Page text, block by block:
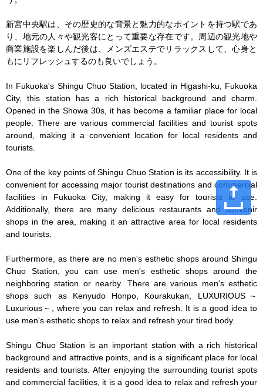
新宮中央駅は、その歴史的な背景と魅力的なポイントを持つ駅であ
り、地元の人々や観光客にとって重要な存在です。周辺の観光地や
商業施設を楽しんだ後は、メンズエステでリラックスして、心身と
もにリフレッシュするのも良いでしょう。
In Fukuoka's Shingu Chuo Station, located in Higashi-ku, Fukuoka
City, this station has a rich historical background and charm.
Opened in the Showa 30s, it has become a familiar place for local
people. There are various commercial facilities and tourist spots
around, making it a convenient location for local residents and
tourists.
One of the key points of Shingu Chuo Station is its accessibility. It is
convenient for accessing major tourist destinations and commercial
facilities in Fukuoka City, making it easy for tourists to use.
Additionally, there are many delicious restaurants and souvenir
shops in the area, making it an attractive area for local residents
and tourists.
Furthermore, as there are no men's esthetic shops around Shingu
Chuo Station, you can use men's esthetic shops around the
neighboring station or nearby. There are various men's esthetic
shops such as Kenyudo Honpo, Kourakukan, LUXURIOUS～
Luxurious～, where you can relax and refresh. It is a good idea to
use men's esthetic shops to relax and refresh your tired body.
Shingu Chuo Station is an important station with a rich historical
background and attractive points, and is a significant place for local
residents and tourists. After enjoying the surrounding tourist spots
and commercial facilities, it is a good idea to relax and refresh your